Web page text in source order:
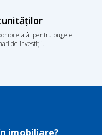
atât pentru bugete
de investiții.
imobiliare?